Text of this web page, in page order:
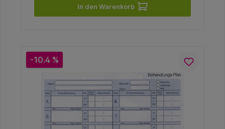
In den Warenkorb
-10.4 %